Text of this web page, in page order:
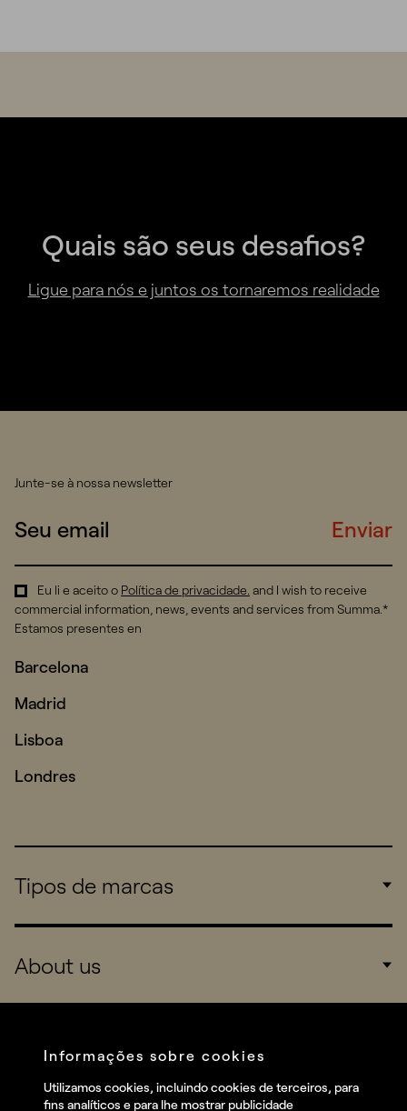
Quais são seus desafios?
Ligue para nós e juntos os tornaremos realidade
Junte-se à nossa newsletter
Enviar
Eu li e aceito o Política de privacidade. and I wish to receive
commercial information, news, events and services from Summa.*
Estamos presentes en
Barcelona
Madrid
Lisboa
Londres
Tipos de marcas
Consumers
Startups
About us
Services
Talent
Informações sobre cookies
Utilizamos cookies, incluindo cookies de terceiros, para
fins analíticos e para lhe mostrar publicidade